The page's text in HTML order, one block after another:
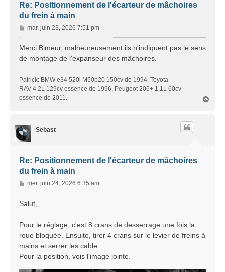
Re: Positionnement de l'écarteur de mâchoires
du frein à main
M
e
s
e
mar. juin 23, 2026 7:51 pm
Merci Bimeur, malheureusement ils n'indiquent pas le sens
de montage de l'expanseur des mâchoires.
Patrick: BMW e34 520i M50b20 150cv de 1994, Toyota
RAV 4 2L 129cv essence de 1996, Peugeot 206+ 1,1L 60cv
essence de 2011.
Sebast
Re: Positionnement de l'écarteur de mâchoires
du frein à main
M
e
s
g
e
mer. juin 24, 2026 6:35 am
Salut,
Pour le réglage, c'est 8 crans de desserrage une fois la
roue bloquée. Ensuite, tirer 4 crans sur le levier de freins à
mains et serrer les cable.
Pour la position, vois l'image jointe.